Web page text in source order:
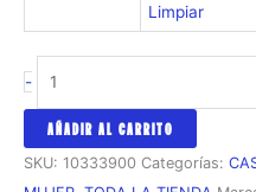
Limpiar
-
OLYMPIKUS
ANGRA
UNISEX
cantidad
AÑADIR AL CARRITO
SKU: 10333900 Categorías: